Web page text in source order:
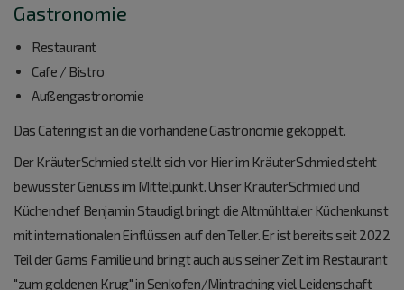
Gastronomie
Restaurant
Cafe / Bistro
Außengastronomie
Das Catering ist an die vorhandene Gastronomie gekoppelt.
Der KräuterSchmied stellt sich vor Hier im KräuterSchmied steht
bewusster Genuss im Mittelpunkt. Unser KräuterSchmied und
Küchenchef Benjamin Staudigl bringt die Altmühltaler Küchenkunst
mit internationalen Einflüssen auf den Teller. Er ist bereits seit 2022
Teil der Gams Familie und bringt auch aus seiner Zeit im Restaurant
"zum goldenen Krug" in Senkofen/Mintraching viel Leidenschaft